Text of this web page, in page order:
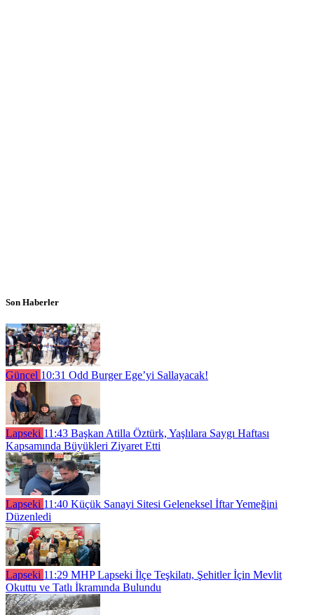
Son Haberler
Güncel 10:31 Odd Burger Ege’yi Sallayacak!
Lapseki 11:43 Başkan Atilla Öztürk, Yaşlılara Saygı Haftası
Kapsamında Büyükleri Ziyaret Etti
Lapseki 11:40 Küçük Sanayi Sitesi Geleneksel İftar Yemeğini
Düzenledi
Lapseki 11:29 MHP Lapseki İlçe Teşkilatı, Şehitler İçin Mevlit
Okuttu ve Tatlı İkramında Bulundu